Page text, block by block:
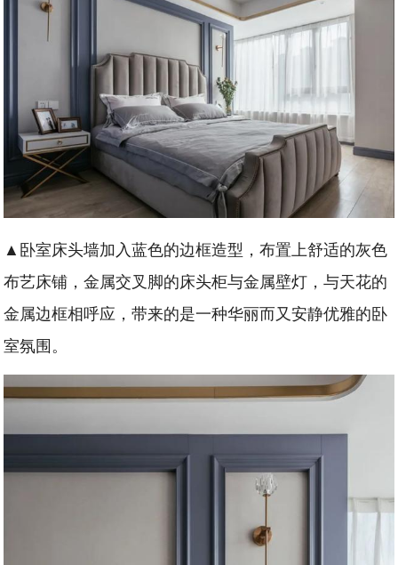
▲卧室床头墙加入蓝色的边框造型，布置上舒适的灰色
布艺床铺，金属交叉脚的床头柜与金属壁灯，与天花的
金属边框相呼应，带来的是一种华丽而又安静优雅的卧
室氛围。